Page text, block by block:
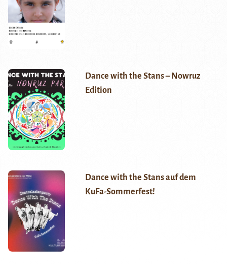
Dance with the Stans – Nowruz
Edition
Dance with the Stans auf dem
KuFa-Sommerfest!